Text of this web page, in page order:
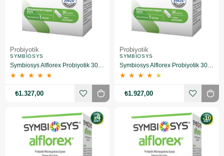
Probiyotik
SYMBIOSYS
Symbiosys Alflorex Probiyotik 30 Kapsül 2 Adet
★ ★ ★ ★ ★
₺1.327,00
Probiyotik
SYMBIOSYS
Symbiosys Alflorex Probiyotik 30 Kapsül 3 Adet
★ ★ ★ ★ ★
₺1.927,00